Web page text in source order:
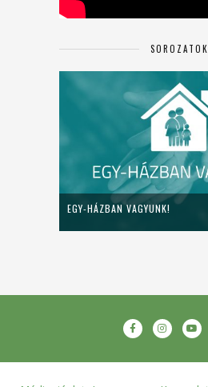
SOROZATOK
EGY-HÁZBAN VAGYUNK!